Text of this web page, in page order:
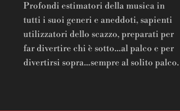
Profondi estimatori della musica in
tutti i suoi generi e aneddoti, sapienti
utilizzatori dello scazzo, preparati per
far divertire chi è sotto…al palco e per
divertirsi sopra…sempre al solito palco.